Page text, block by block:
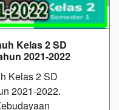
Kelas 2 SD
2021-2022
Kelas 2 SD
2021-2022.